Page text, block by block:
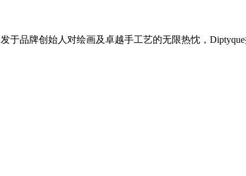
于品牌创始人对绘画及卓越手工艺的无限热忱，